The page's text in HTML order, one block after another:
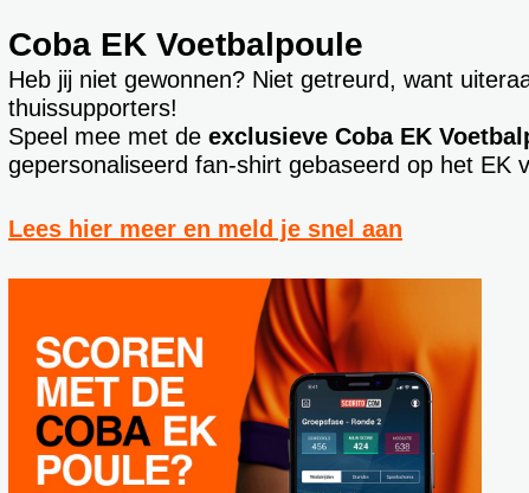
Coba EK Voetbalpoule
Heb jij niet gewonnen? Niet getreurd, want
thuissupporters!
Speel mee met de exclusieve Coba EK
gepersonaliseerd fan-shirt gebaseerd op het EK
Lees hier meer en meld je snel aan